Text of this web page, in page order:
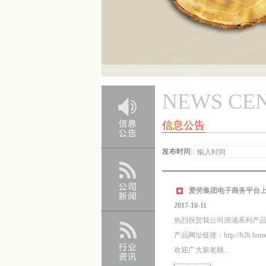
NEWS
信息公告
发布时间:
爱劳集团电子商务平台
2017-10-11
热烈祝贺我公司浪涌系列产
产品网址链接：http://
欢迎广大新老顾...